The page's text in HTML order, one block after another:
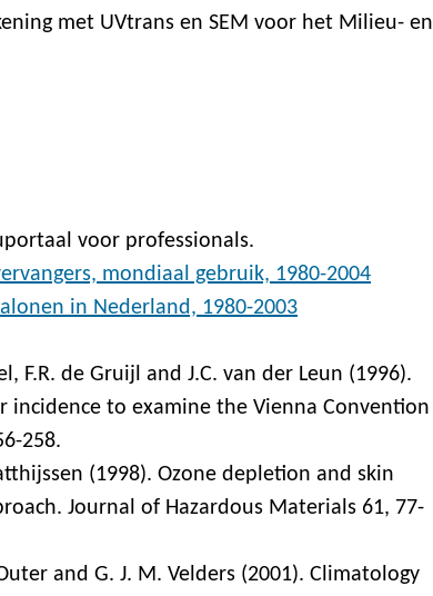
met UVtrans en SEM voor het Milieu- en
voor professionals.
mondiaal gebruik, 1980-2004
in Nederland, 1980-2003
F.R. de Gruijl and J.C. van der Leun (1996).
incidence to examine the Vienna Convention
258.
(1998). Ozone depletion and skin
Journal of Hazardous Materials 61, 77-
and G. J. M. Velders (2001). Climatology